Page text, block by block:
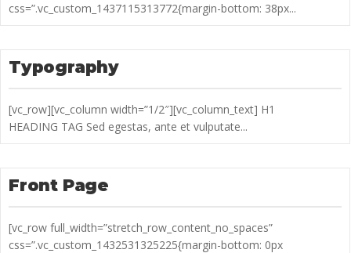
css=”.vc_custom_1437115313772{margin-bottom: 38px...
Typography
[vc_row][vc_column width=”1/2″][vc_column_text] H1
HEADING TAG Sed egestas, ante et vulputate...
Front Page
[vc_row full_width=”stretch_row_content_no_spaces”
css=”.vc_custom_1432531325225{margin-bottom: 0px